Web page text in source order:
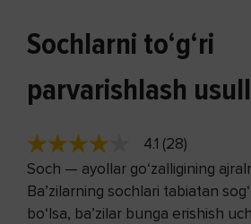
Sochlarni to‘g‘ri
parvarishlash
4.1 (28)
Soch — ayollar go‘zalligining
Ba’zilarning sochlari tabiatan
bo‘lsa, ba’zilar bunga erishish